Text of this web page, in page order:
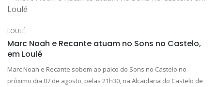
LOULÉ
Marc Noah e Recante atuam no Sons no Castelo,
em Loulé
Marc Noah e Recante sobem ao palco do Sons no Castelo no
próximo dia 07 de agosto, pelas 21h30, na Alcaidaria do Castelo de